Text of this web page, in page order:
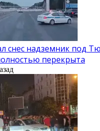
снес надземник под
перекрыта